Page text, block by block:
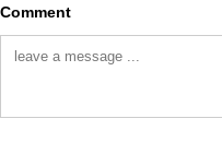
Comment